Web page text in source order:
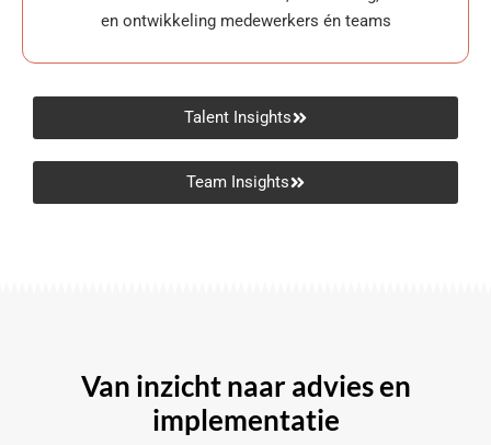
en ontwikkeling medewerkers én teams
Talent Insights
Team Insights
Van inzicht naar advies en
implementatie